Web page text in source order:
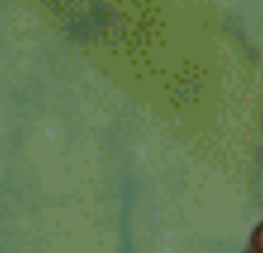
Zwolle
dienstverband
24-40 uur
28-40 uur
32 of 38 uur